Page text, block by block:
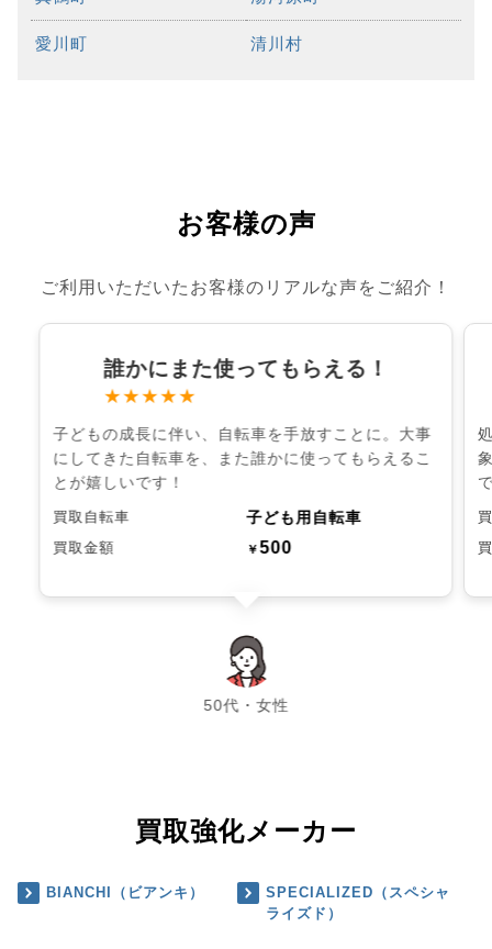
愛川町 清川村
お客様の声
ご利用いただいたお客様のリアルな声をご紹介！
誰かにまた使ってもらえる！
★★★★★
子どもの成長に伴い、自転車を手放すことに。大事
にしてきた自転車を、また誰かに使ってもらえるこ
とが嬉しいです！
買取自転車 子ども用自転車
買取金額 ￥500
50代・女性
chevron_left chevron_right
買取強化メーカー
BIANCHI（ビアンキ）
SPECIALIZED（スペシャ
ライズド）